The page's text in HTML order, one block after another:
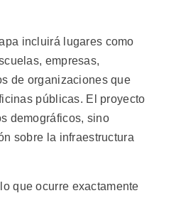
incluirá lugares como
empresas,
de organizaciones que
públicas. El proyecto
demográficos, sino
sobre la infraestructura
que ocurre exactamente